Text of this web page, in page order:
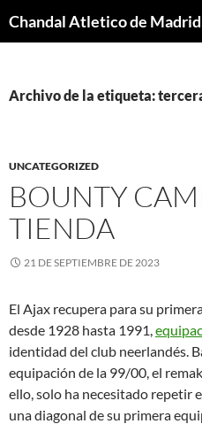
Archivo de la etiqueta:
UNCATEGORIZED
BOUNTY
TIENDA
21 DE SEPTIEMBRE DE 2023
El Ajax recupera para su
desde 1928 hasta 1991,
identidad del club neerlandés.
equipación de la 99/00, el
ello, solo ha necesitado repetir
una diagonal de su primera